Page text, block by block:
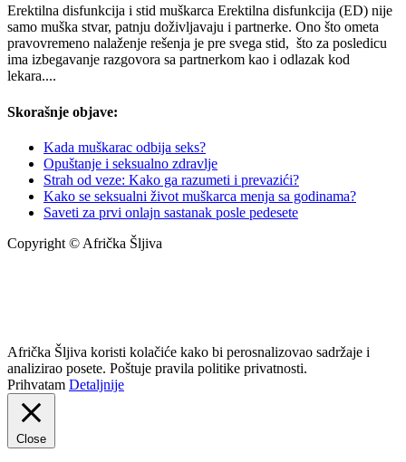
Erektilna disfunkcija i stid muškarca Erektilna disfunkcija (ED) nije
samo muška stvar, patnju doživljavaju i partnerke. Ono što ometa
pravovremeno nalaženje rešenja je pre svega stid, što za posledicu
ima izbegavanje razgovora sa partnerkom kao i odlazak kod
lekara....
Skorašnje objave:
Kada muškarac odbija seks?
Opuštanje i seksualno zdravlje
Strah od veze: Kako ga razumeti i prevazići?
Kako se seksualni život muškarca menja sa godinama?
Saveti za prvi onlajn sastanak posle pedesete
Copyright © Afrička Šljiva
Afrička Šljiva koristi kolačiće kako bi perosnalizovao sadržaje i
analizirao posete. Poštuje pravila politike privatnosti.
Prihvatam Detaljnije
Close